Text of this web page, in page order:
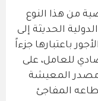
من هذا النوع
الحديثة إلى
باعتبارها جزءاً
للعامل، على
مصدر المعيشة
المفاجئ